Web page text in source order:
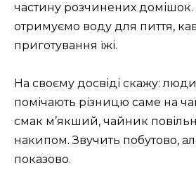
частину розчинених домішок.
отримуємо воду для пиття,
приготування їжі.
На своєму досвіді скажу:
помічають різницю саме на
смак м’якший, чайник
накипом. Звучить побутово,
показово.